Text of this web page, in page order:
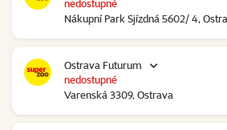
Nákupní Park Sjízdná 5602/ 4,
nedostupné
Ostrava Futurum
Varenská 3309, Ostrava
nedostupné